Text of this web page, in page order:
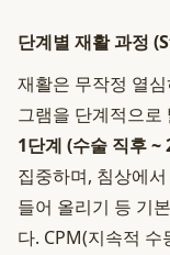
단계별 재활 과정
재활은 무작정 열
그램을 단계적으로
1단계 (수술 직후 ~
집중하며, 침상에
들어 올리기 등 기
다. CPM(지속적